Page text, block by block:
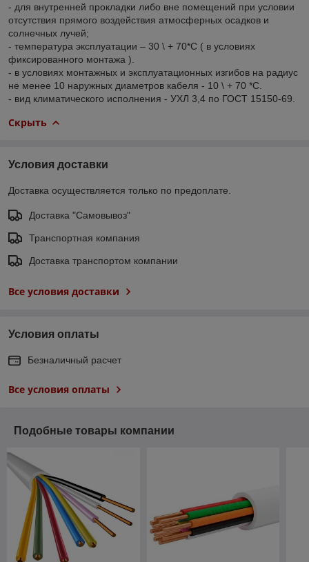
- для внутренней прокладки либо вне помещений при условии
отсутствия прямого воздействия атмосферных осадков и
солнечных лучей;
- температура эксплуатации – 30 \ + 70*С ( в условиях
фиксированного монтажа ).
- в условиях монтажных и эксплуатационных изгибов на радиус
не менее 10 наружных диаметров кабеля - 10 \ + 70 *С.
- вид климатического исполнения - УХЛ 3,4 по ГОСТ 15150-69.
Скрыть
Условия доставки
Доставка осуществляется только по предоплате.
Доставка "Самовывоз"
Транспортная компания
Доставка транспортом компании
Все условия доставки
Условия оплаты
Безналичный расчет
Все условия оплаты
Подобные товары компании